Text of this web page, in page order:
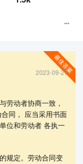
2023-09-27
劳动者协商一致，
同， 应当采用书面
位和劳动者 各执一
规定。劳动合同变